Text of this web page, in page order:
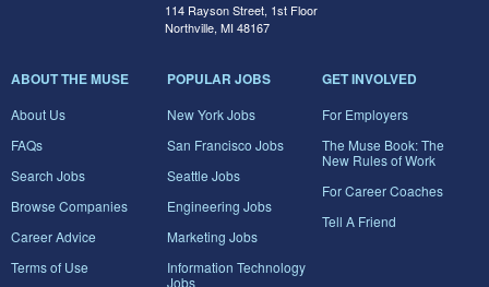
114 Rayson Street, 1st Floor
Northville, MI 48167
ABOUT THE MUSE
About Us
FAQs
Search Jobs
Browse Companies
Career Advice
Terms of Use
POPULAR JOBS
New York Jobs
San Francisco Jobs
Seattle Jobs
Engineering Jobs
Marketing Jobs
Information Technology
Jobs
GET INVOLVED
For Employers
The Muse Book: The
New Rules of Work
For Career Coaches
Tell A Friend